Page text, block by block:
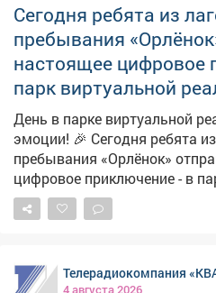
Сегодня ребята из
пребывания
настоящее цифровое
парк виртуальной
День в парке виртуальной
эмоции! 🎉 Сегодня ребята из лагеря дневного
пребывания «Орлёнок»
цифровое приключение - в
реальности! 🎮✨ Казалось, что грань между
реальностью и фантастикой
встречались с динозаврами
Телерадиокомпания
4 августа 2026